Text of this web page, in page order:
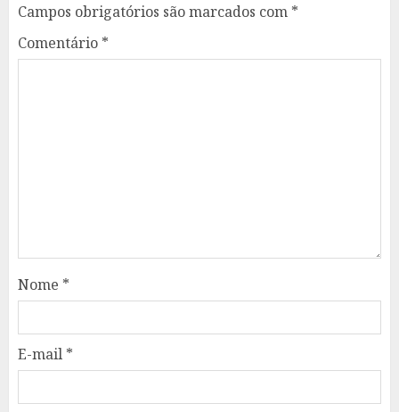
Campos obrigatórios são marcados com *
Comentário *
Nome *
E-mail *